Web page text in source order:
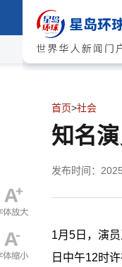
首页>社会
知名
发布时间：
1月5日，演
日中午12时